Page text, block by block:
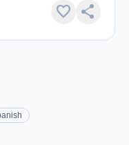
favorite share